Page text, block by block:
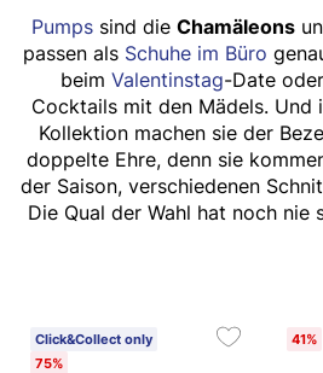
Pumps sind die Chamäleons
passen als Schuhe im Büro
beim Valentinstag-Date
Cocktails mit den Mädels. Und
Kollektion machen sie der
doppelte Ehre, denn sie
der Saison, verschiedenen
Die Qual der Wahl hat noch nie
Click&Collect only
75%
41%